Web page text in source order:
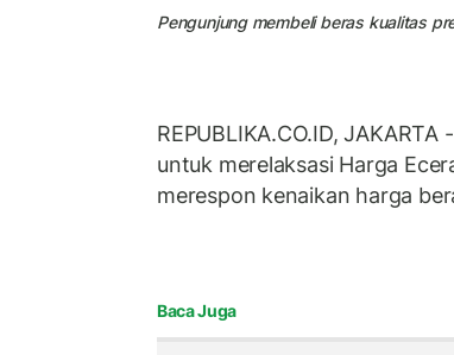
Pengunjung membeli beras kualitas
REPUBLIKA.CO.ID,
untuk merelaksasi Harga
merespon kenaikan harga
Baca Juga